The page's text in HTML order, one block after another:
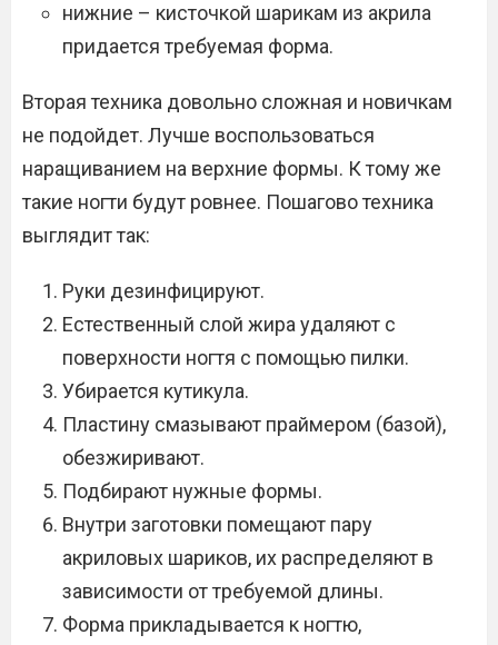
нижние – кисточкой шарикам из акрила
придается требуемая форма.
Вторая техника довольно сложная и новичкам
не подойдет. Лучше воспользоваться
наращиванием на верхние формы. К тому же
такие ногти будут ровнее. Пошагово техника
выглядит так:
Руки дезинфицируют.
Естественный слой жира удаляют с
поверхности ногтя с помощью пилки.
Убирается кутикула.
Пластину смазывают праймером (базой),
обезжиривают.
Подбирают нужные формы.
Внутри заготовки помещают пару
акриловых шариков, их распределяют в
зависимости от требуемой длины.
Форма прикладывается к ногтю,